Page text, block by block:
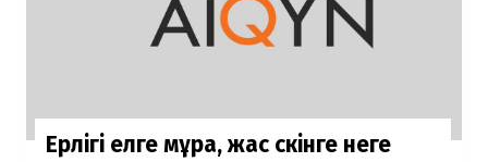
Ерлігі елге мұра, жас өскінге өнеге